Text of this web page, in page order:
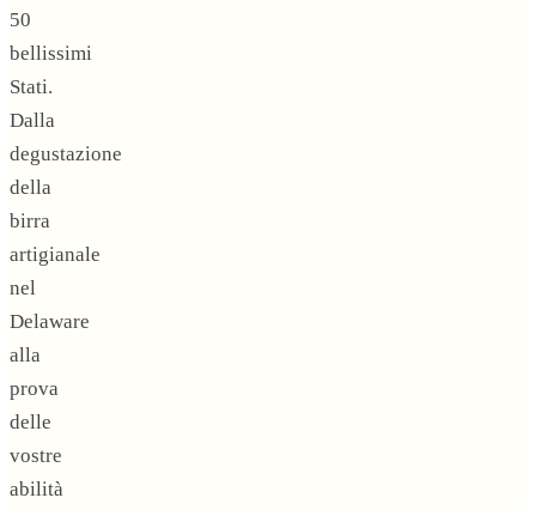
50
bellissimi
Stati.
Dalla
degustazione
della
birra
artigianale
nel
Delaware
alla
prova
delle
vostre
abilità